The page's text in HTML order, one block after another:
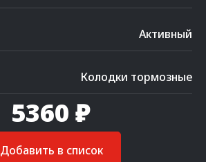
Активный
Колодки тормозные
5360 ₽
Добавить в список